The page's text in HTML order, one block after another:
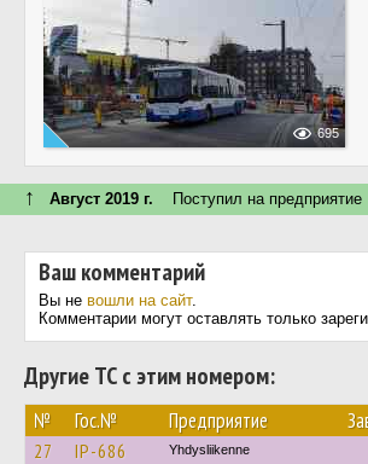
695
↑ Август 2019 г. Поступил на предприятие
Ваш комментарий
Вы не вошли на сайт.
Комментарии могут оставлять только
Другие ТС с этим номером:
№ Гос.№ Предприятие
27 IP-686 Yhdysliikenne